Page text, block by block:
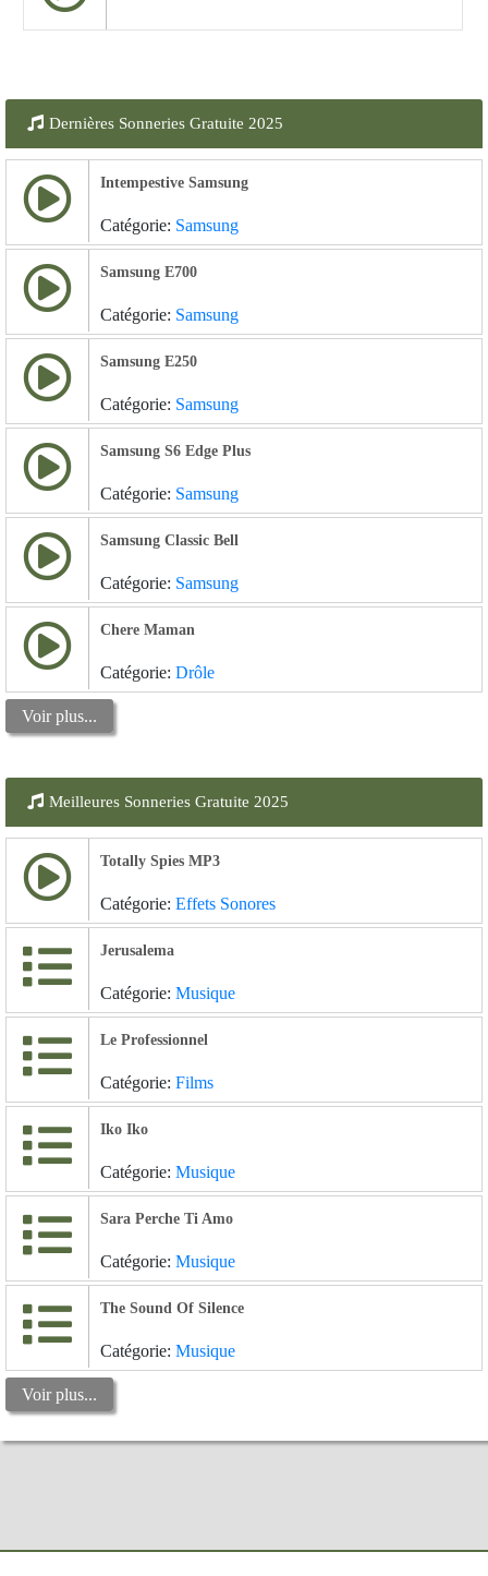
Dernières Sonneries Gratuite 2025
Intempestive Samsung
Catégorie: Samsung
Samsung E700
Catégorie: Samsung
Samsung E250
Catégorie: Samsung
Samsung S6 Edge Plus
Catégorie: Samsung
Samsung Classic Bell
Catégorie: Samsung
Chere Maman
Catégorie: Drôle
Voir plus...
Meilleures Sonneries Gratuite 2025
Totally Spies MP3
Catégorie: Effets Sonores
Jerusalema
Catégorie: Musique
Le Professionnel
Catégorie: Films
Iko Iko
Catégorie: Musique
Sara Perche Ti Amo
Catégorie: Musique
The Sound Of Silence
Catégorie: Musique
Voir plus...